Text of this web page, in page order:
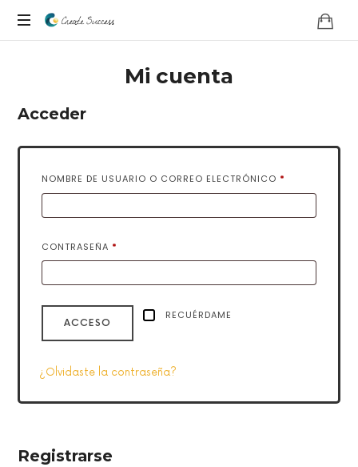
Co
términos
Mi cuenta
Acceder
NOMBRE DE USUARIO O CORREO ELECTRÓNICO *
CONTRASEÑA *
RECUÉRDAME
ACCESO
¿Olvidaste la contraseña?
Registrarse